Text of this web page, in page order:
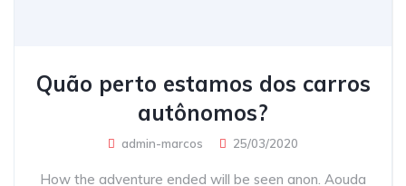
Quão perto estamos dos carros
autônomos?
admin-marcos 25/03/2020
How the adventure ended will be seen anon. Aouda